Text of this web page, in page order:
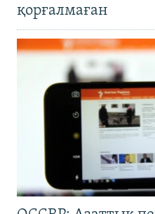
қорғалмаған